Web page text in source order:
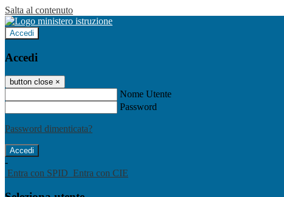
Salta al contenuto
Accedi
Accedi
button close ×
Nome Utente
Password
Password dimenticata?
-
Entra con SPID Entra con CIE